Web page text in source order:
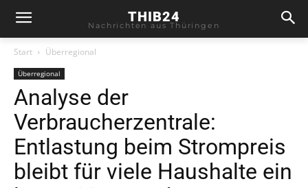
THIB24
Nachrichten aus Thüringen
Start Überregional
Überregional
Analyse der
Verbraucherzentrale:
Entlastung beim Strompreis
bleibt für viele Haushalte ein